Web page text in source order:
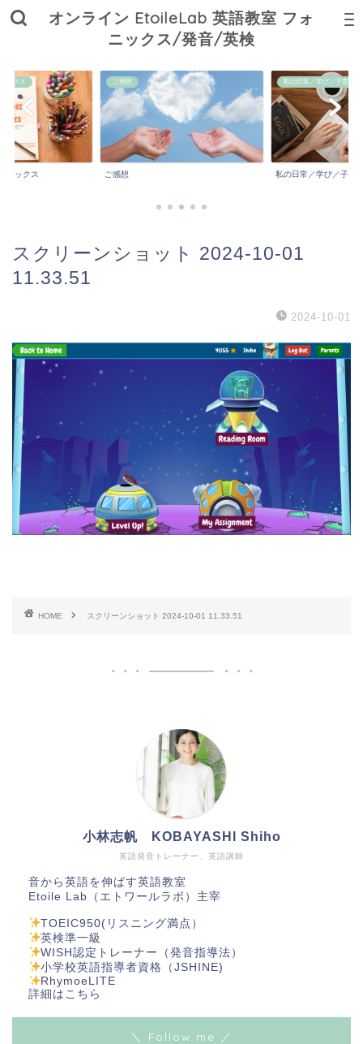
オンライン EtoileLab 英語教室 フォ
ニックス/発音/英検
ックス
ニックス
ご感想
ご感想
私の日常／学び／子育て
私の日常／学び／子育
スクリーンショット 2024-10-01
11.33.51
2024-10-01
HOME スクリーンショット 2024-10-01 11.33.51
英語発音トレーナー、英語講師
小林志帆 KOBAYASHI Shiho
音から英語を伸ばす英語教室
Etoile Lab（エトワールラボ）主宰
TOEIC950(リスニング満点）
英検準一級
WISH認定トレーナー（発音指導法）
小学校英語指導者資格（JSHINE)
RhymoeLITE
詳細は こちら
＼ Follow me ／